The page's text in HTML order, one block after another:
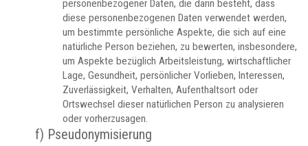
personenbezogener Daten, die darin besteht, dass
diese personenbezogenen Daten verwendet werden,
um bestimmte persönliche Aspekte, die sich auf eine
natürliche Person beziehen, zu bewerten, insbesondere,
um Aspekte bezüglich Arbeitsleistung, wirtschaftlicher
Lage, Gesundheit, persönlicher Vorlieben, Interessen,
Zuverlässigkeit, Verhalten, Aufenthaltsort oder
Ortswechsel dieser natürlichen Person zu analysieren
oder vorherzusagen.
f) Pseudonymisierung